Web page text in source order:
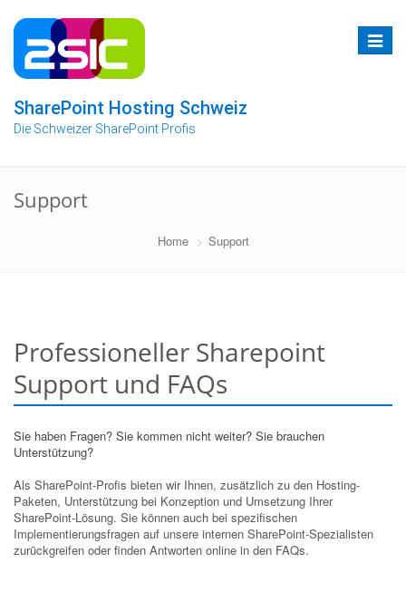
Inhalt
springen
Toggle
SharePoint Hosting Schweiz
Die Schweizer SharePoint Profis
Support
Home Support
Professioneller Sharepoint
Support und FAQs
Sie haben Fragen? Sie kommen nicht weiter? Sie brauchen
Unterstützung?
Als SharePoint-Profis bieten wir Ihnen, zusätzlich zu den Hosting-
Paketen, Unterstützung bei Konzeption und Umsetzung Ihrer
SharePoint-Lösung. Sie können auch bei spezifischen
Implementierungsfragen auf unsere internen SharePoint-Spezialisten
zurückgreifen oder finden Antworten online in den FAQs.